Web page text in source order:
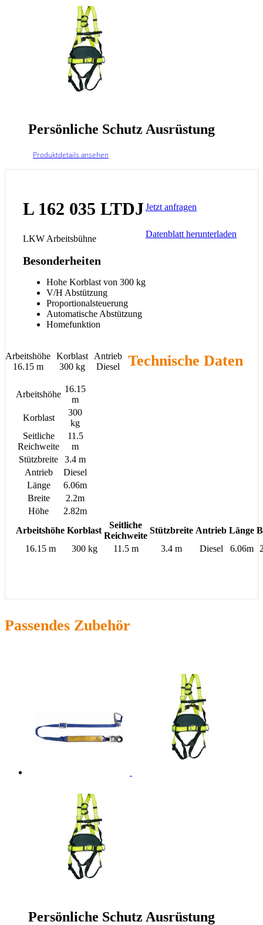
Persönliche Schutz Ausrüstung
Produktdetails ansehen
L 162 035 LTDJ
LKW Arbeitsbühne
Besonderheiten
Hohe Korblast von 300 kg
V/H Abstützung
Proportionalsteuerung
Automatische Abstützung
Homefunktion
Jetzt anfragen
Datenblatt herunterladen
Arbeitshöhe
16.15 m
Korblast
300 kg
Antrieb
Diesel
Technische Daten
Arbeitshöhe
16.15
m
Korblast
300
kg
Seitliche
Reichweite
11.5
m
Stützbreite
3.4 m
Antrieb
Diesel
Länge
6.06m
Breite
2.2m
Höhe
2.82m
Arbeitshöhe Korblast
Seitliche
Reichweite
Stützbreite Antrieb Länge
16.15 m
300 kg 11.5 m 3.4 m Diesel 6.06m
Passendes Zubehör
Persönliche Schutz Ausrüstung